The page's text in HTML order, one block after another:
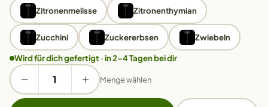
Zitronenmelisse Zitronenthymian
Zucchini Zuckererbsen Zwiebeln
Wird für dich gefertigt · in 2–4 Tagen bei dir
Menge wählen